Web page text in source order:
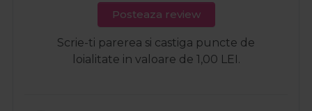
Posteaza review
Scrie-ti parerea si castiga puncte de
loialitate in valoare de 1,00 LEI.